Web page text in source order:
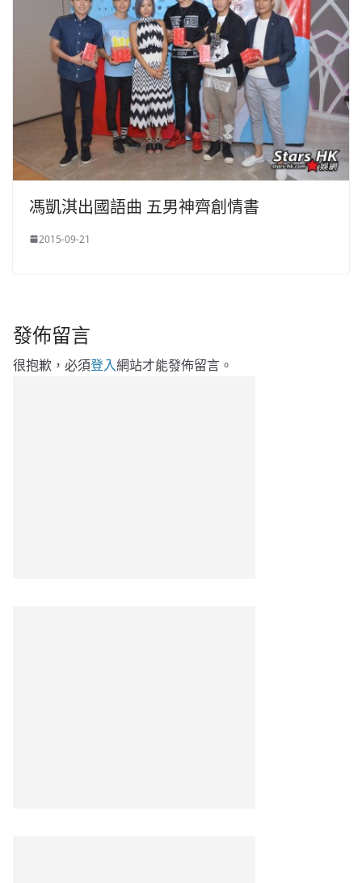
馮凱淇出國語曲 五男神齊創情書
2015-09-21
發佈留言
很抱歉，必須登入網站才能發佈留言。